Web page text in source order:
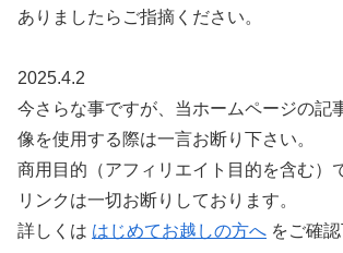
ありましたらご指摘ください。
2025.4.2
今さらな事ですが、当ホームページの記
像を使用する際は一言お断り下さい。
商用目的（アフィリエイト目的を含む）
リンクは一切お断りしております。
詳しくは はじめてお越しの方へ をご確認